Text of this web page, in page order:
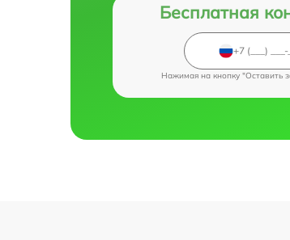
Бесплатная
Нажимая на кнопку "Оставить